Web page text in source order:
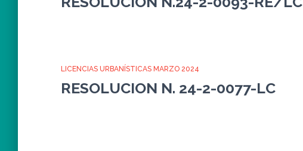
LICENCIAS URBANÍSTICAS MARZO 2024
RESOLUCION N. 24-2-0077-LC